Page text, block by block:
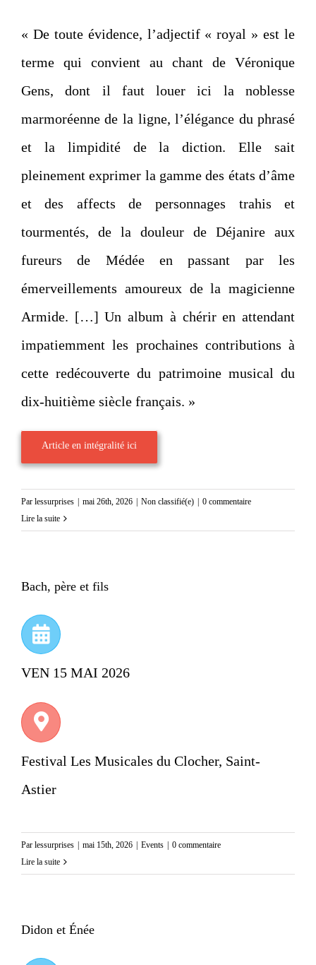
« De toute évidence, l’adjectif « royal » est le
terme qui convient au chant de Véronique
Gens, dont il faut louer ici la noblesse
marmoréenne de la ligne, l’élégance du phrasé
et la limpidité de la diction. Elle sait
pleinement exprimer la gamme des états d’âme
et des affects de personnages trahis et
tourmentés, de la douleur de Déjanire aux
fureurs de Médée en passant par les
émerveillements amoureux de la magicienne
Armide. […] Un album à chérir en attendant
impatiemment les prochaines contributions à
cette redécouverte du patrimoine musical du
dix-huitième siècle français. »
Article en intégralité ici
Par lessurprises | mai 26th, 2026 | Non classifié(e) | 0 commentaire
Lire la suite
Bach, père et fils
VEN 15 MAI 2026
Festival Les Musicales du Clocher, Saint-
Astier
Par lessurprises | mai 15th, 2026 | Events | 0 commentaire
Lire la suite
Didon et Énée